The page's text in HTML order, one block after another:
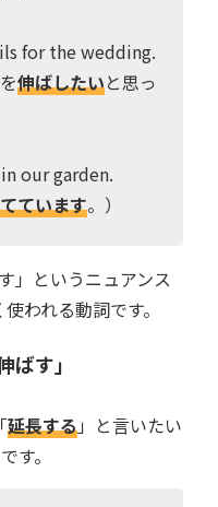
for the wedding.
伸ばしたいと思っ
our garden.
ています。）
」というニュアンス
われる動詞です。
す」
延長する」と言いたい
す。